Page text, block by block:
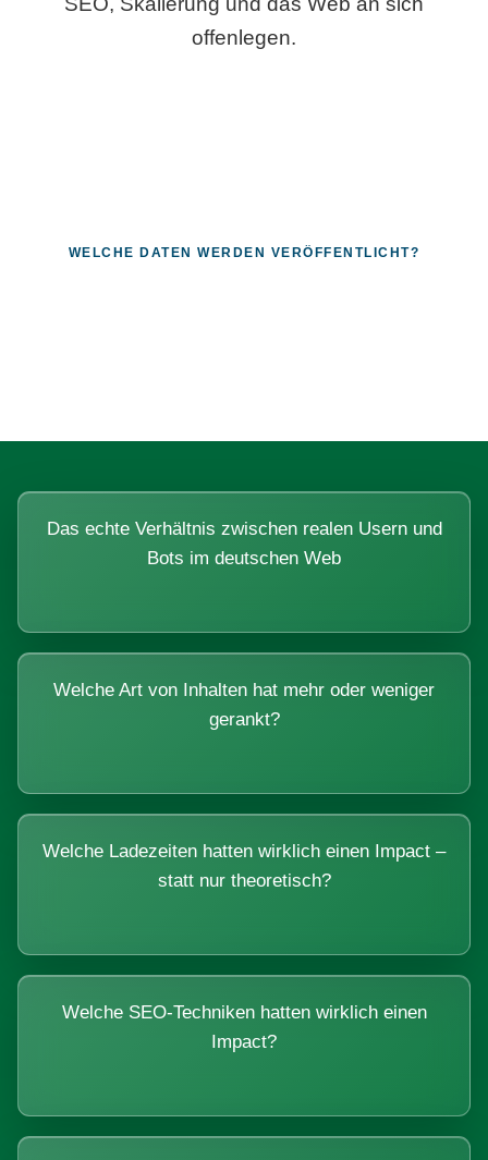
offenlegen.
WELCHE DATEN WERDEN VERÖFFENTLICHT?
Das echte Verhältnis zwischen realen Usern und
Bots im deutschen Web
Welche Art von Inhalten hat mehr oder weniger
gerankt?
Welche Ladezeiten hatten wirklich einen Impact –
statt nur theoretisch?
Welche SEO-Techniken hatten wirklich einen
Impact?